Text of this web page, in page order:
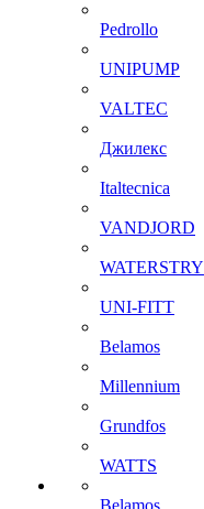
Pedrollo
UNIPUMP
VALTEC
Джилекс
Italtecnica
VANDJORD
WATERSTRY
UNI-FITT
Belamos
Millennium
Grundfos
WATTS
Belamos